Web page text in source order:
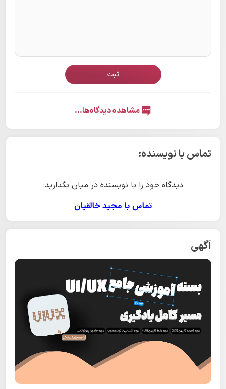
ثبت
مشاهده دیدگاه‌ها...
تماس با نویسنده:
دیدگاه خود را با نویسنده در میان بگذارید:
تماس با مجید خالقیان
آگهی